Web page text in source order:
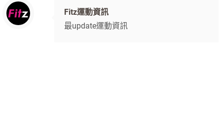
Fitz運動資訊
最update運動資訊